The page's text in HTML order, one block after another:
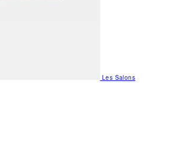
Les Salons